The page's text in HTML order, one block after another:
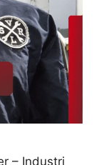
– Industri